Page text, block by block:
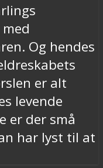
Og hendes
er alt
levende
er der små
har lyst til at